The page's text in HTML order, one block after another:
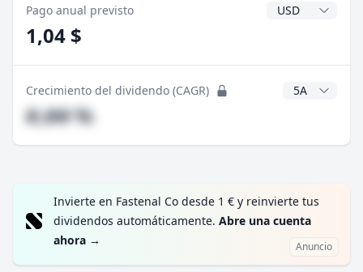
Pago anual previsto Divisa del
1,04 $
Crecimiento del dividendo (CAGR) Años CAGR
#,## %
Invierte en Fastenal Co desde 1 € y reinvierte tus
dividendos automáticamente. Abre una cuenta
ahora → Anuncio